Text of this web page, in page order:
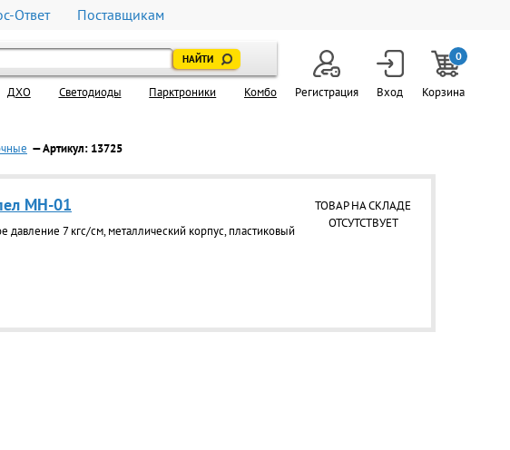
Ответ Поставщикам
ДХО Светодиоды Парктроники Комбо Регистрация Вход
0
Корзина
— Артикул: 13725
ТОВАР НА СКЛАДЕ
ОТСУТСТВУЕТ
МН-01
7 кгс/см, металлический корпус, пластиковый